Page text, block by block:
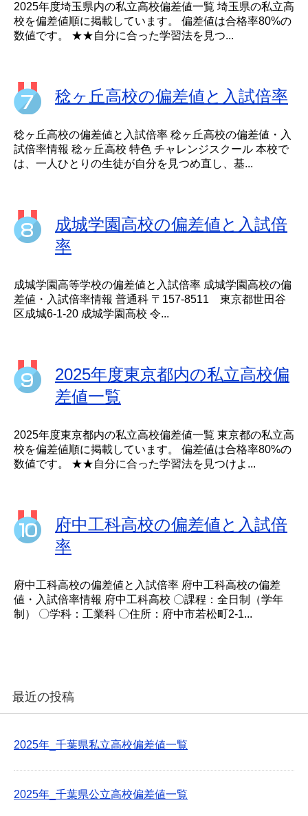
2025年度埼玉県内の私立高校偏差値一覧 埼玉県の私立高
校を偏差値順に掲載しています。 偏差値は合格率80%の
数値です。 ★★自分に合った学習法を見つ...
稔ヶ丘高校の偏差値と入試倍率
稔ヶ丘高校の偏差値と入試倍率 稔ヶ丘高校の偏差値・入
試倍率情報 稔ヶ丘高校 特色 チャレンジスクール 本校で
は、一人ひとりの生徒が自分を見つめ直し、基...
成城学園高校の偏差値と入試倍
率
成城学園高等学校の偏差値と入試倍率 成城学園高校の偏
差値・入試倍率情報 普通科 〒157-8511 東京都世田谷
区成城6-1-20 成城学園高校 令...
2025年度東京都内の私立高校偏
差値一覧
2025年度東京都内の私立高校偏差値一覧 東京都の私立高
校を偏差値順に掲載しています。 偏差値は合格率80%の
数値です。 ★★自分に合った学習法を見つけよ...
府中工科高校の偏差値と入試倍
率
府中工科高校の偏差値と入試倍率 府中工科高校の偏差
値・入試倍率情報 府中工科高校 〇課程：全日制（学年
制） 〇学科：工業科 〇住所：府中市若松町2-1...
最近の投稿
2025年_千葉県私立高校偏差値一覧
2025年_千葉県公立高校偏差値一覧